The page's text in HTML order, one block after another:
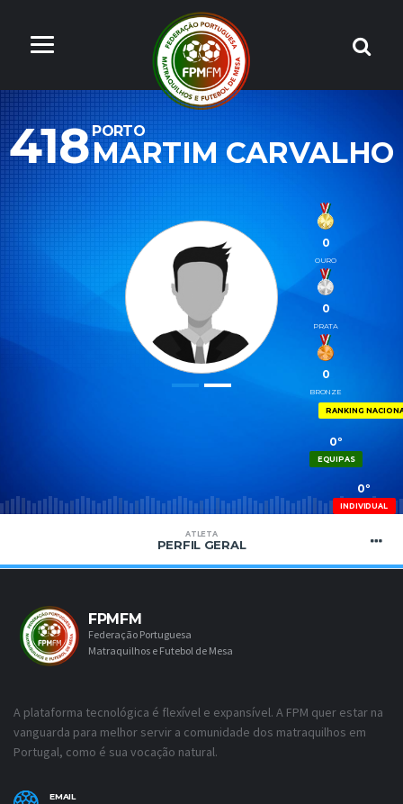
418PORTO
MARTIM CARVALHO
0
OURO
0
PRATA
0
BRONZE
RANKING
0º
EQUIPAS
0º
INDIVIDUAL
ATLETA
PERFIL GERAL
FPMFM
Federação Portuguesa
Matraquilhos e Futebol de Mesa
A plataforma tecnológica é flexível e expansível. A FPM quer estar na
vanguarda para melhor servir a comunidade dos matraquilhos em
Portugal, como é sua vocação natural.
EMAIL